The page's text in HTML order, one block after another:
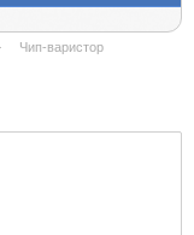
Чип-варистор